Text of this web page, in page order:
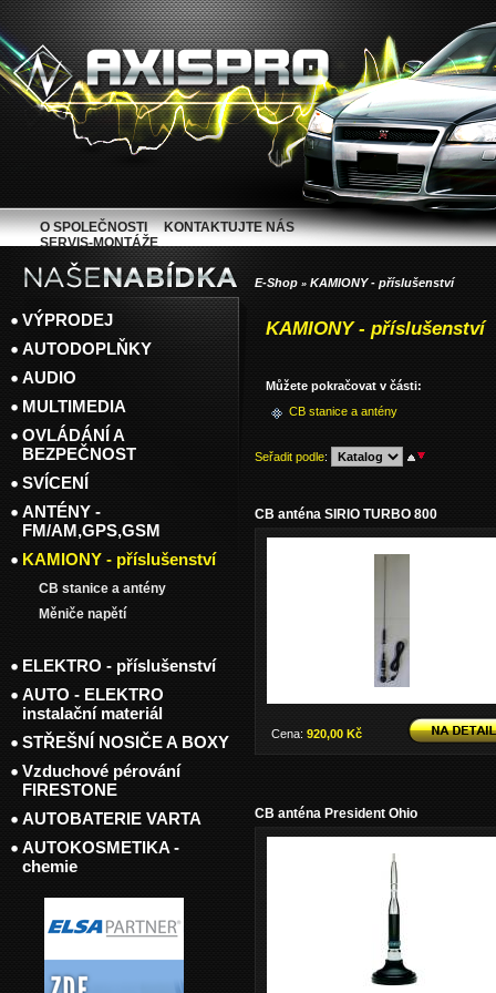
E-Shop » KAMIONY - příslušenství
KAMIONY - příslušenství
Můžete pokračovat v části:
CB stanice a antény
Seřadit podle:
CB anténa SIRIO TURBO 800
Cena: 920,00 Kč
CB anténa President Ohio
VÝPRODEJ
AUTODOPLŇKY
AUDIO
MULTIMEDIA
OVLÁDÁNÍ A
BEZPEČNOST
SVÍCENÍ
ANTÉNY -
FM/AM,GPS,GSM
KAMIONY - příslušenství
CB stanice a antény
Měniče napětí
ELEKTRO - příslušenství
AUTO - ELEKTRO
instalační materiál
STŘEŠNÍ NOSIČE A BOXY
Vzduchové pérování
FIRESTONE
AUTOBATERIE VARTA
AUTOKOSMETIKA -
chemie
O SPOLEČNOSTI
KONTAKTUJTE NÁS
SERVIS-MONTÁŽE